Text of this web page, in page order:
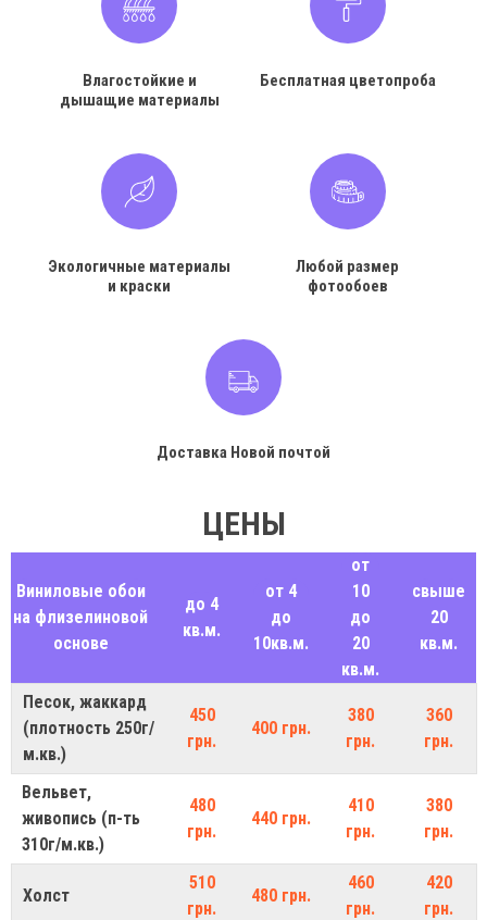
Влагостойкие и
дышащие материалы
Бесплатная цветопроба
Экологичные материалы
и краски
Любой размер
фотообоев
Доставка Новой почтой
ЦЕНЫ
Виниловые обои
на флизелиновой
основе
до 4
кв.м.
от 4
до
10кв.м.
от
10
до
20
кв.м.
свыше
20
кв.м.
Песок, жаккард
(плотность 250г/
м.кв.)
450
грн.
400 грн.
380
грн.
360
грн.
Вельвет,
живопись (п-ть
310г/м.кв.)
480
грн.
440 грн.
410
грн.
380
грн.
Холст
510
грн.
480 грн.
460
грн.
420
грн.